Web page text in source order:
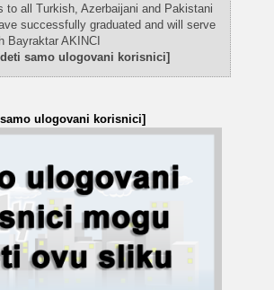
to all Turkish, Azerbaijani and Pakistani
successfully graduated and will serve
Bayraktar AKINCI
samo ulogovani korisnici]
ulogovani korisnici]